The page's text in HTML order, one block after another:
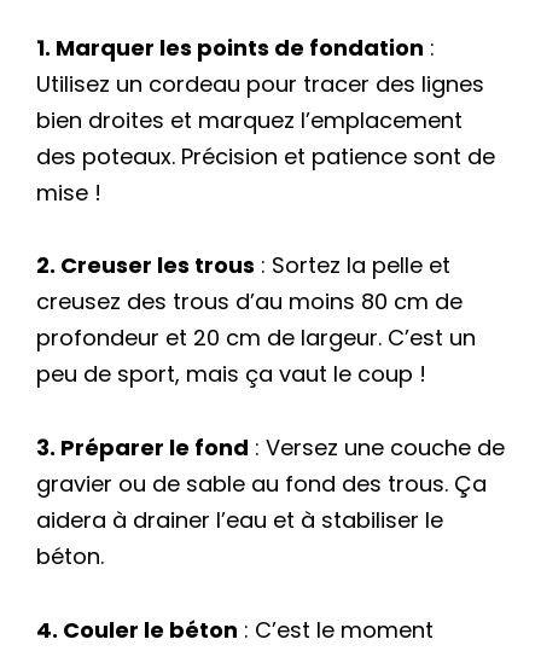
1. Marquer les points de fondation :
Utilisez un cordeau pour tracer des lignes
bien droites et marquez l’emplacement
des poteaux. Précision et patience sont de
mise !
2. Creuser les trous : Sortez la pelle et
creusez des trous d’au moins 80 cm de
profondeur et 20 cm de largeur. C’est un
peu de sport, mais ça vaut le coup !
3. Préparer le fond : Versez une couche de
gravier ou de sable au fond des trous. Ça
aidera à drainer l’eau et à stabiliser le
béton.
4. Couler le béton : C’est le moment